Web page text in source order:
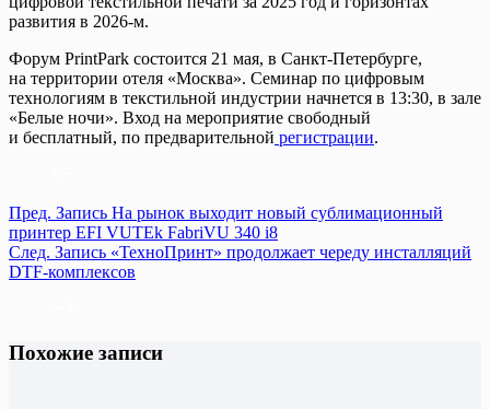
развития в 2026-м.
Форум PrintPark состоится 21 мая, в Санкт-Петербурге,
на территории отеля «Москва». Семинар по цифровым
технологиям в текстильной индустрии начнется в 13:30, в зале
«Белые ночи». Вход на мероприятие свободный
и бесплатный, по предварительной регистрации.
Пред. Запись На рынок выходит новый сублимационный
принтер EFI VUTEk FabriVU 340 i8
След. Запись «ТехноПринт» продолжает череду инсталляций
DTF-комплексов
Похожие записи